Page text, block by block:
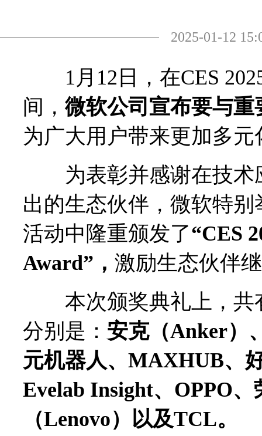
2025-01-12
1月12日，在CES
间，微软公司宣布要与
为广大用户带来更加多
为表彰并感谢在技术
出的生态伙伴，微软特
活动中隆重颁发了“CES
Award”，激励生态伙伴
本次颁奖典礼上，共
分别是： 安克（Anker）
元机器人、MAXHUB、
Evelab Insight、OPPO
（Lenovo）以及TCL。